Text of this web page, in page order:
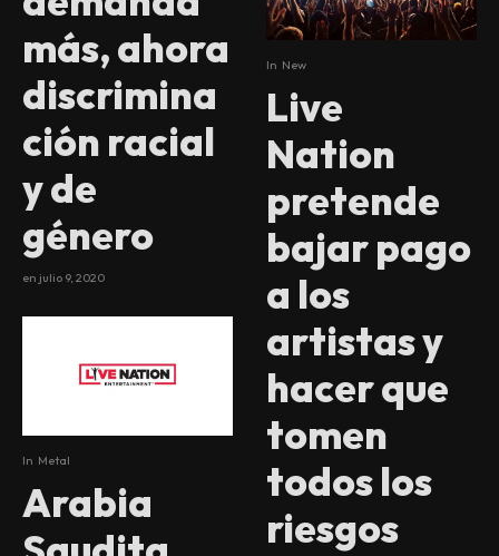
más, ahora
discrimina
ción racial
y de
género
en julio 9, 2020
In Metal
Arabia
In New
Live
Nation
pretende
bajar pago
a los
artistas y
hacer que
tomen
todos los
riesgos